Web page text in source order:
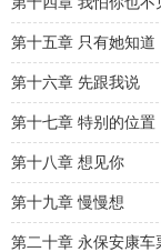
第十五章 只有她知道
第十六章 先跟我说
第十七章 特别的位置
第十八章 想见你
第十九章 慢慢想
第二十章 永保安康车